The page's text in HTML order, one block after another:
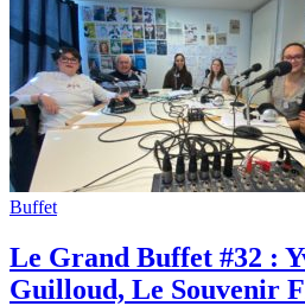
Buffet
Le Grand Buffet #32 :
Guilloud, Le Souvenir